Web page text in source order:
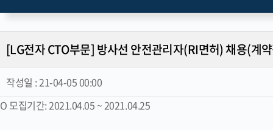
[LG전자 CTO부문] 방사선 안전관리자(RI면허) 채용(계
작성일 :21-04-05 00:00
O 모집기간: 2021.04.05 ~ 2021.04.25